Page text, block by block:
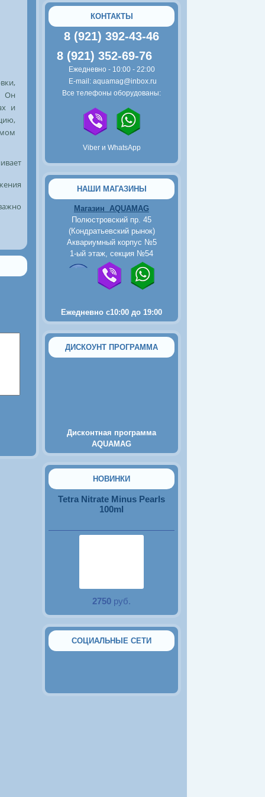
Он
и
КОНТАКТЫ
8 (921) 392-43-46
8 (921) 352-69-76
Ежедневно - 10:00 - 22:00
E-mail: aquamag@inbox.ru
Все телефоны оборудованы:
Viber и WhatsApp
НАШИ МАГАЗИНЫ
Магазин AQUAMAG
Полюстровский пр. 45
(Кондратьевский рынок)
Аквариумный корпус №5
1-ый этаж, секция №54
Ежедневно с10:00 до 19:00
ДИСКОУНТ ПРОГРАММА
Дисконтная программа
AQUAMAG
НОВИНКИ
Тернеция красная
80руб.
Тернеция мятная
2500руб.
Пьезокомпрессор Tetra
AirSilent Maxi
2250руб.
570руб.
Tetra Nitrate Minus Pearls
100ml
2750руб.
Аквариум 15 литров с
крышкой и LED
подсветкой
СОЦИАЛЬНЫЕ СЕТИ